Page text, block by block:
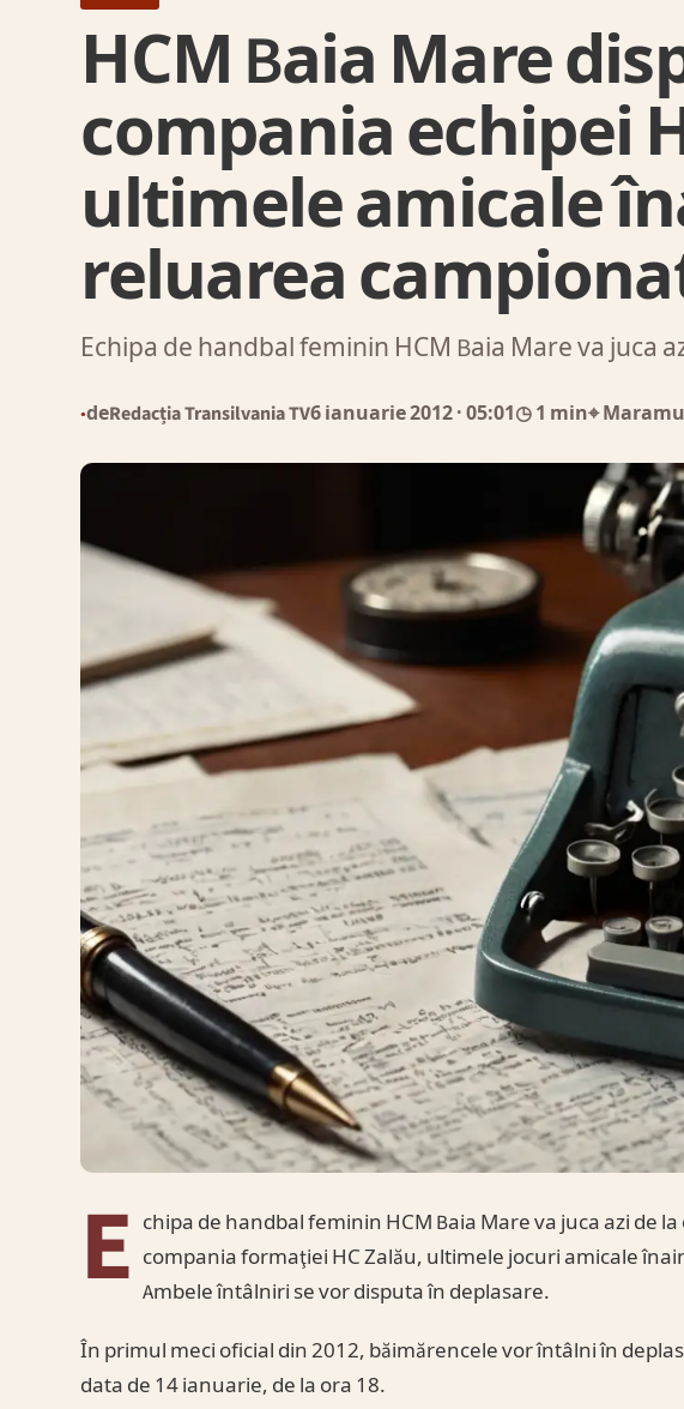
HCM Baia Mare
compania echipei
ultimele amicale
reluarea
Echipa de handbal feminin HCM Baia Mare va juca
●deRedacția Transilvania TV6 ianuarie 2012· 05:01◷ 1 min⌖
E chipa de handbal feminin HCM Baia Mare va juca azi de
compania formaţiei HC Zalău, ultimele jocuri amicale
Ambele întâlniri se vor disputa în deplasare.
În primul meci oficial din 2012, băimărencele vor întâlni în
data de 14 ianuarie, de la ora 18.